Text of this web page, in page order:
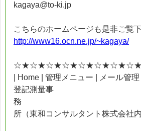
kagaya@to-ki.jp
こちらのホームページも是非ご覧下
http://www16.ocn.ne.jp/~kagaya/
| Home | 管理メニュー | メール管
登記測量事
務
所（東和コンサルタント株式会社